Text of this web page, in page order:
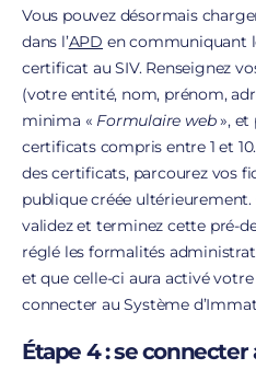
Vous pouvez désormais
dans l’APD en communiquant
certificat au SIV. Renseignez
(votre entité, nom, prénom,
minima « Formulaire web», et
certificats compris entre 1 et
des certificats, parcourez vos
publique créée
validez et terminez cette pré-
réglé les formalités
et que celle-ci aura activé
connecter au Système
Étape 4 : se connecter